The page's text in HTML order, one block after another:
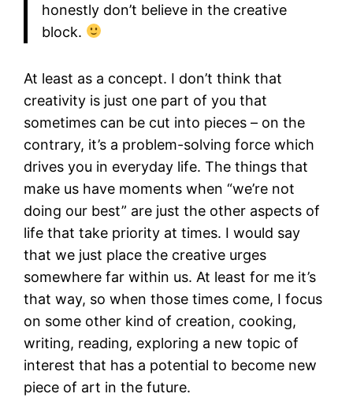
honestly don’t believe in the creative
block.
At least as a concept. I don’t think that
creativity is just one part of you that
sometimes can be cut into pieces – on the
contrary, it’s a problem-solving force which
drives you in everyday life. The things that
make us have moments when “we’re not
doing our best” are just the other aspects of
life that take priority at times. I would say
that we just place the creative urges
somewhere far within us. At least for me it’s
that way, so when those times come, I focus
on some other kind of creation, cooking,
writing, reading, exploring a new topic of
interest that has a potential to become new
piece of art in the future.